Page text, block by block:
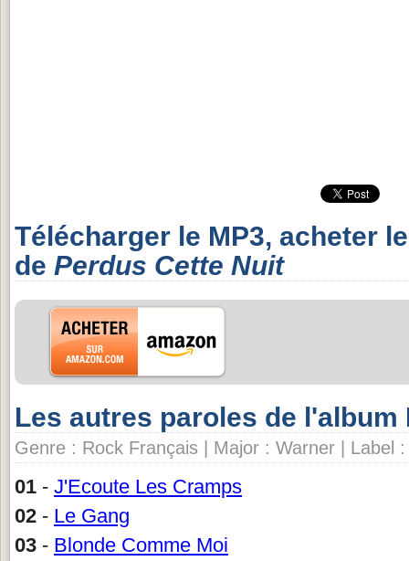
Télécharger le MP3, acheter
de Perdus Cette Nuit
Les autres paroles de l'album
Genre : Rock Français | Major : Warner | Label
01 - J'Ecoute Les Cramps
02 - Le Gang
03 - Blonde Comme Moi